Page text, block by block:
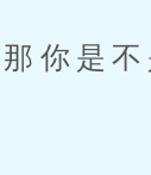
是不